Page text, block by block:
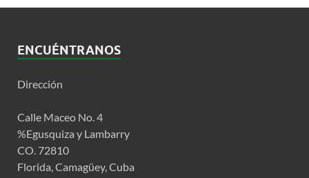
ENCUÉNTRANOS
Dirección
Calle Maceo No. 4
%Egusquiza y Lambarry
CO. 72810
Florida, Camagüey, Cuba